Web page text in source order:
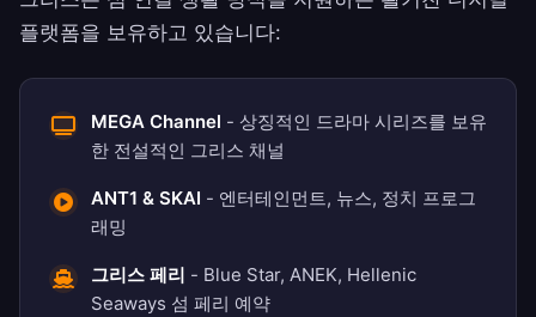
플랫폼을 보유하고 있습니다:
MEGA Channel - 상징적인 드라마 시리즈를 보유
한 전설적인 그리스 채널
ANT1 & SKAI - 엔터테인먼트, 뉴스, 정치 프로그
래밍
그리스 페리 - Blue Star, ANEK, Hellenic
Seaways 섬 페리 예약